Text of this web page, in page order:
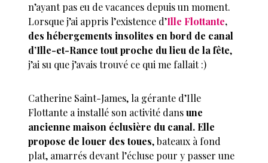
n’ayant pas eu de vacances depuis un moment.
Lorsque j’ai appris l’existence d’Ille Flottante,
des hébergements insolites en bord de canal
d’Ille-et-Rance tout proche du lieu de la fête,
j’ai su que j’avais trouvé ce qui me fallait :)
Catherine Saint-James, la gérante d’Ille
Flottante a installé son activité dansune
ancienne maison éclusière du canal. Elle
propose de louer des toues, bateaux à fond
plat, amarrés devant l’écluse pour y passer une